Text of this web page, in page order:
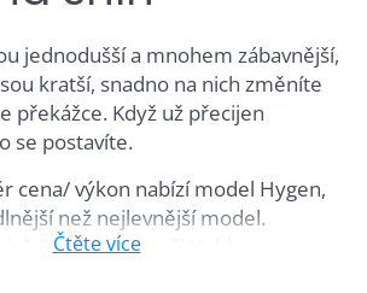
jednodušší a mnohem zábavnější,
kratší, snadno na nich změníte
překážce. Když už přecijen
se postavíte.
cena/ výkon nabízí model Hygen,
než nejlevnější model.
hor stačí Halden
Čtěte více